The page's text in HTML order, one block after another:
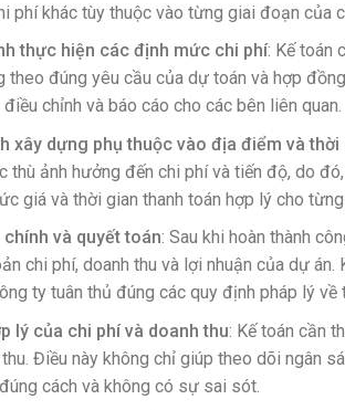
phí khác tùy thuộc vào từng giai đoạn của
thực hiện các định mức chi phí: Kế toán
theo đúng yêu cầu của dự toán và hợp
chỉnh và báo cáo cho các bên liên quan.
xây dựng phụ thuộc vào địa điểm và thời
thù ảnh hưởng đến chi phí và tiến độ, do
giá và thời gian thanh toán hợp lý cho
và quyết toán: Sau khi hoàn thành
chi phí, doanh thu và lợi nhuận của dự
ty tuân thủ đúng các quy định pháp lý về
lý của chi phí và doanh thu: Kế toán cần
Điều này không chỉ giúp theo dõi ngân
cách và không có sự sai sót.